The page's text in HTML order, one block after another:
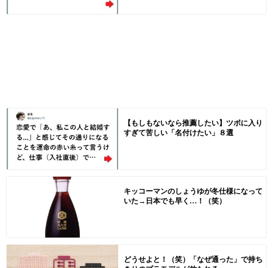
【もしもないなら推薦したい】ツボに入り
すぎて苦しい「名付けたい」８選
キッコーマンのしょうゆが冬仕様になって
いた→日本でも早く…！（笑）
どうせよと！（笑）「なぜ通った」で持ち